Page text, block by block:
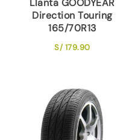
Llanta GOODYEAR
Direction Touring
165/70R13
S/179.90